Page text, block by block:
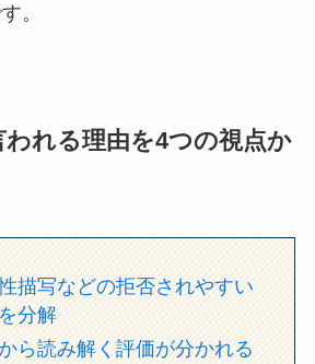
。
れる理由を4つの視点か
描写などの拒否されやすい
分解
ら読み解く評価が分かれる